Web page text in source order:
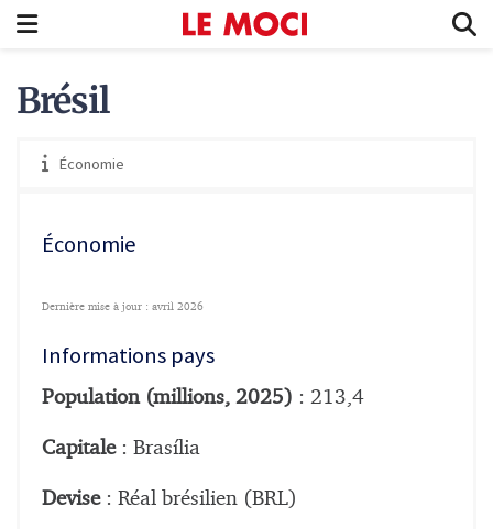
Brésil
Économie
Économie
Dernière mise à jour : avril 2026
Informations pays
Population (millions, 2025) : 213,4
Capitale: Brasília
Devise: Réal brésilien (BRL)